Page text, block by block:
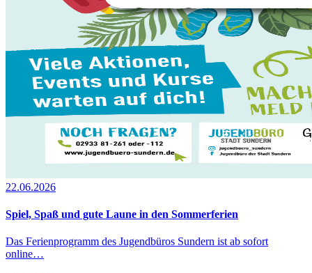
22.06.2026
Spiel, Spaß und gute Laune in den Sommerferien
Das Ferienprogramm des Jugendbüros Sundern ist ab sofort
online…